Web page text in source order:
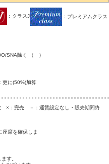
：クラスJ ：プレミアムクラス
SNA除く （ ）
更に(50%)加算
：完売 －：運賃設定なし・販売期間終
座席を確保しま
す。